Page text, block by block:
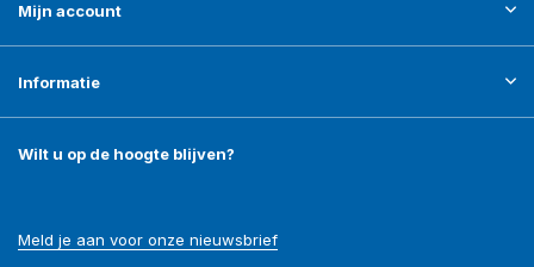
Mijn account
Informatie
Wilt u op de hoogte blijven?
Meld je aan voor onze nieuwsbrief